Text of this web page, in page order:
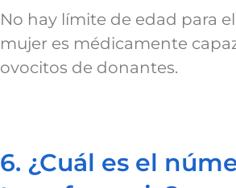
No hay límite de edad para
mujer es médicamente
ovocitos de donantes.
6. ¿Cuál es el